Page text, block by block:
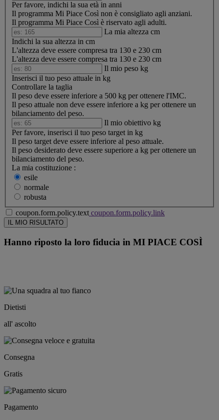
Per favore, indichi la sua età in anni
Il programma Mi Piace Così non è consigliato agli anziani.
Il programma Mi Piace Così è riservato agli adulti.
La mia altezza cm
Indichi la sua altezza in cm
L'altezza deve essere compresa tra 130 e 230 cm
L'altezza deve essere compresa tra 130 e 230 cm
Il mio peso kg
Inserisci il tuo peso attuale in kg
Controllare la taglia
Il peso deve essere inferiore a 500 kg per ottenere l'IMC.
Il peso attuale non deve essere inferiore a kg per ottenere un
bilanciamento del peso.
Il mio obiettivo kg
Per favore, inserisci il tuo peso target in kg
Il peso target deve essere inferiore al peso attuale.
Il peso desiderato deve essere superiore a kg per ottenere un
bilanciamento del peso.
La mia costituzione :
esile
normale
robusta
coupon.form.policy.text coupon.form.policy.link
Hanno riposto la loro fiducia in MI PIACE COSÌ
Dietisti
all' ascolto
Consegna
Gratis
Pagamento